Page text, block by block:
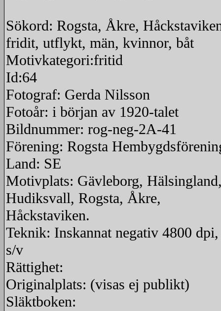
Sökord: Rogsta, Åkre,
fridit, utflykt, män, kvinnor, båt
Motivkategori:fritid
Id:64
Fotograf: Gerda Nilsson
Fotoår: i början av 1920-talet
Bildnummer: rog-neg-2A-41
Förening: Rogsta
Land: SE
Motivplats: Gävleborg,
Hudiksvall, Rogsta, Åkre,
Håckstaviken.
Teknik: Inskannat negativ 4800 dpi,
s/v
Rättighet:
Originalplats: (visas ej publikt)
Släktboken: